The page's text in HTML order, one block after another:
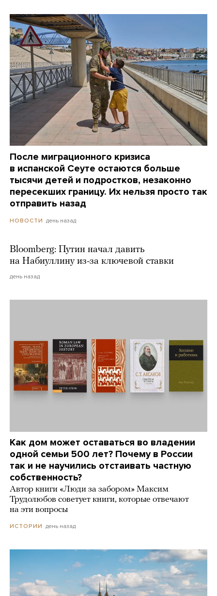
После миграционного кризиса
в испанской Сеуте остаются больше
тысячи детей и подростков, незаконно
пересекших границу. Их нельзя просто так
отправить назад
НОВОСТИ день назад
Bloomberg: Путин начал давить
на Набиуллину из-за ключевой ставки
день назад
Как дом может оставаться во владении
одной семьи 500 лет? Почему в России
так и не научились отстаивать частную
собственность?
Автор книги «Люди за забором» Максим
Трудолюбов советует книги, которые отвечают
на эти вопросы
ИСТОРИИ день назад